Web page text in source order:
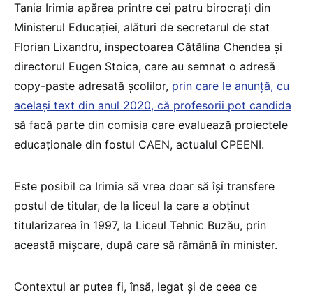
Tania Irimia apărea printre cei patru birocrați din
Ministerul Educației, alături de secretarul de stat
Florian Lixandru, inspectoarea Cătălina Chendea și
directorul Eugen Stoica, care au semnat o adresă
copy-paste adresată școlilor, prin care le anunță, cu
același text din anul 2020, că profesorii pot candida
să facă parte din comisia care evaluează proiectele
educaționale din fostul CAEN, actualul CPEENI.
Este posibil ca Irimia să vrea doar să își transfere
postul de titular, de la liceul la care a obținut
titularizarea în 1997, la Liceul Tehnic Buzău, prin
această mișcare, după care să rămână în minister.
Contextul ar putea fi, însă, legat și de ceea ce